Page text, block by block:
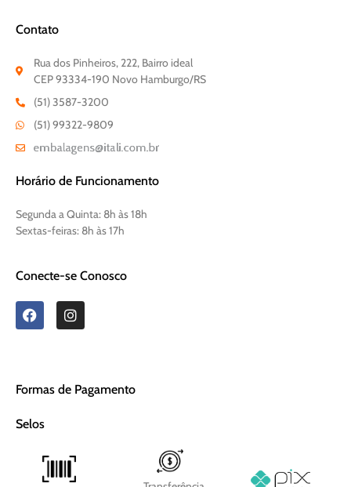
Contato
Rua dos Pinheiros, 222, Bairro ideal
CEP 93334-190 Novo Hamburgo/RS
(51) 3587-3200
(51) 99322-9809
Horário de Funcionamento
Segunda a Quinta: 8h às 18h
Sextas-feiras: 8h às 17h
Conecte-se Conosco
Formas de Pagamento
Selos